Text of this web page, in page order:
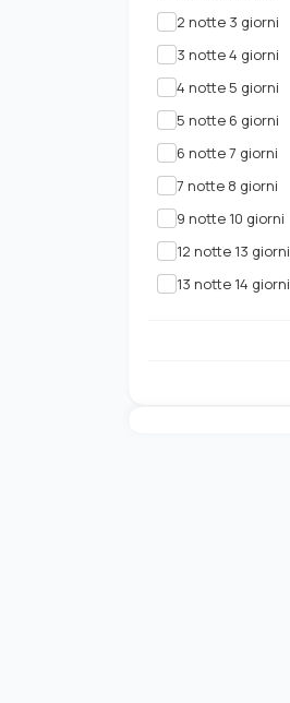
2 notte 3 giorni
3 notte 4 giorni
4 notte 5 giorni
5 notte 6 giorni
6 notte 7 giorni
7 notte 8 giorni
9 notte 10 giorni
12 notte 13 giorni
13 notte 14 giorni